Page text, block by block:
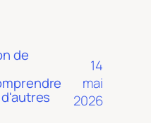
de
d'autres
14
mai
2026